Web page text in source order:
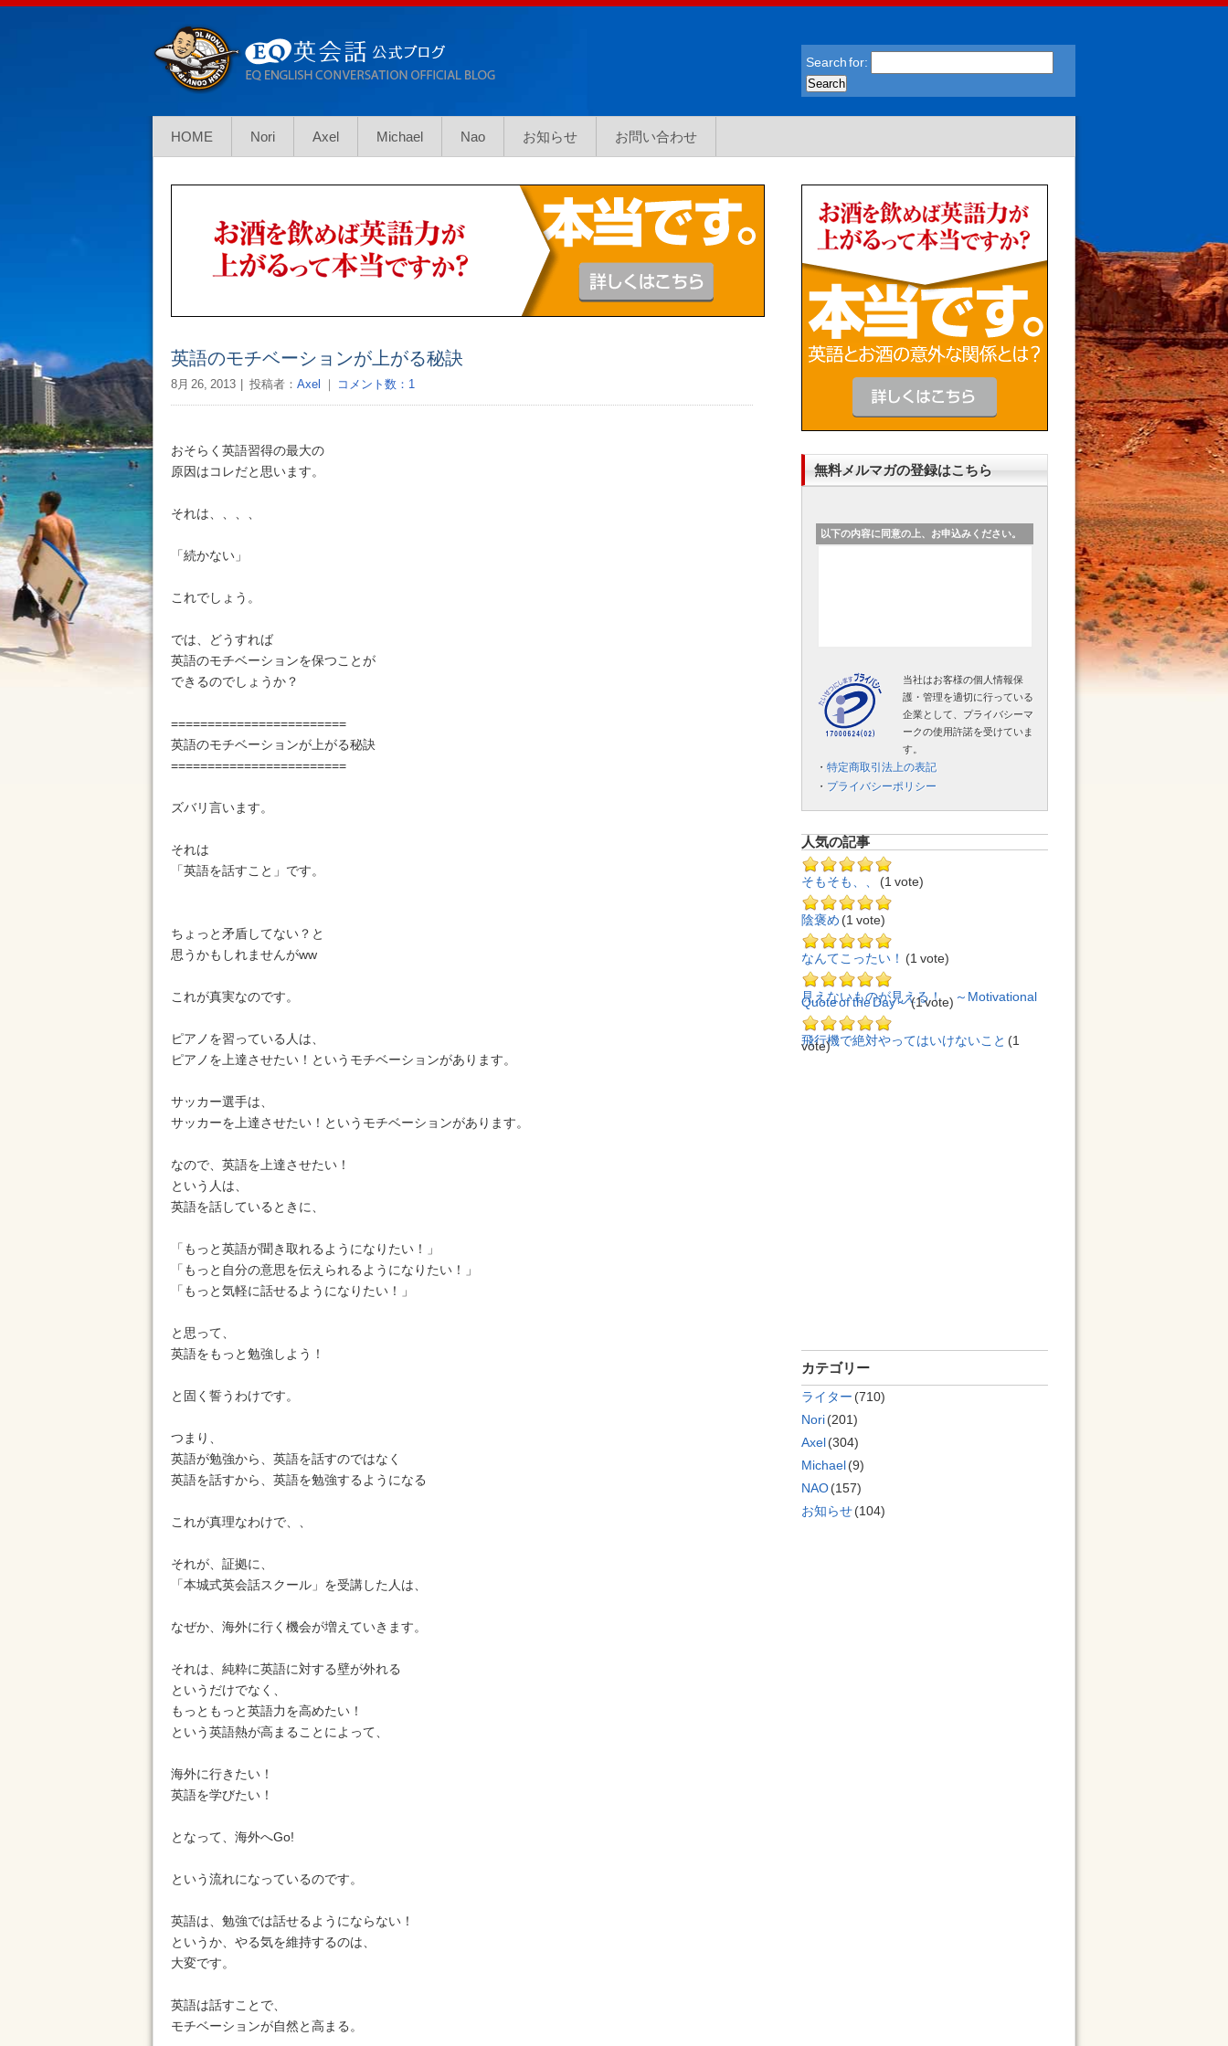
Search for:
HOME Nori Axel Michael Nao お知らせ お問い合わせ
英語のモチベーションが上がる秘訣
8月 26, 2013 投稿者：Axel ｜ コメント数：1
おそらく英語習得の最大の
原因はコレだと思います。
それは、、、、
「続かない」
これでしょう。
では、どうすれば
英語のモチベーションを保つことが
できるのでしょうか？
========================
英語のモチベーションが上がる秘訣
========================
ズバリ言います。
それは
「英語を話すこと」です。
ちょっと矛盾してない？と
思うかもしれませんがww
これが真実なのです。
ピアノを習っている人は、
ピアノを上達させたい！というモチベーションがあります。
サッカー選手は、
サッカーを上達させたい！というモチベーションがあります。
なので、英語を上達させたい！
という人は、
英語を話しているときに、
「もっと英語が聞き取れるようになりたい！」
「もっと自分の意思を伝えられるようになりたい！」
「もっと気軽に話せるようになりたい！」
と思って、
英語をもっと勉強しよう！
と固く誓うわけです。
つまり、
英語が勉強から、英語を話すのではなく
英語を話すから、英語を勉強するようになる
これが真理なわけで、、
それが、証拠に、
「本城式英会話スクール」を受講した人は、
なぜか、海外に行く機会が増えていきます。
それは、純粋に英語に対する壁が外れる
というだけでなく、
もっともっと英語力を高めたい！
という英語熱が高まることによって、
海外に行きたい！
英語を学びたい！
となって、海外へGo!
という流れになっているのです。
英語は、勉強では話せるようにならない！
というか、やる気を維持するのは、
大変です。
英語は話すことで、
モチベーションが自然と高まる。
無料メルマガの登録はこちら
以下の内容に同意の上、お申込みください。
当社はお客様の個人情報保
護・管理を適切に行っている
企業として、プライバシーマ
ークの使用許諾を受けていま
す。
・ 特定商取引法上の表記
・ プライバシーポリシー
人気の記事
そもそも、、 (1 vote)
陰褒め (1 vote)
なんてこったい！ (1 vote)
見えないものが見える！ ～Motivational
Quote of the Day～(1 vote)
飛行機で絶対やってはいけないこと (1
vote)
カテゴリー
ライター (710)
Nori(201)
Axel(304)
Michael(9)
NAO(157)
お知らせ(104)